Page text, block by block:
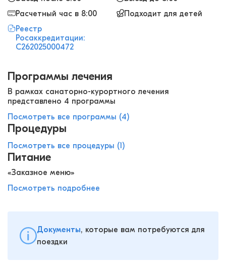
Расчетный час в 8:00
Подходит для детей
Реестр
Росаккредитации:
С262025000472
Программы лечения
В рамках санаторно-курортного лечения
представлено 4 программы
Посмотреть все программы (4)
Процедуры
Посмотреть все процедуры (1)
Питание
«Заказное меню»
Посмотреть подробнее
Документы, которые вам потребуются для
поездки